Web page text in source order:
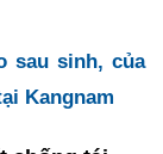
sau sinh, của
Kangnam